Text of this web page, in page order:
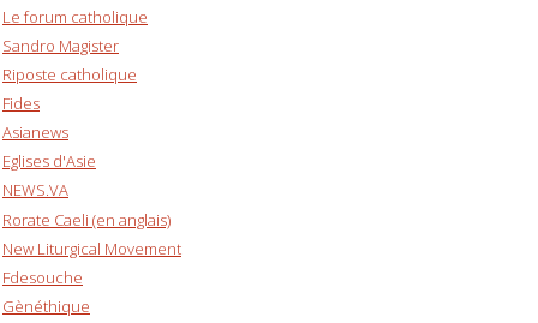
Le forum catholique
Sandro Magister
Riposte catholique
Fides
Asianews
Eglises d'Asie
NEWS.VA
Rorate Caeli (en anglais)
New Liturgical Movement
Fdesouche
Gènéthique